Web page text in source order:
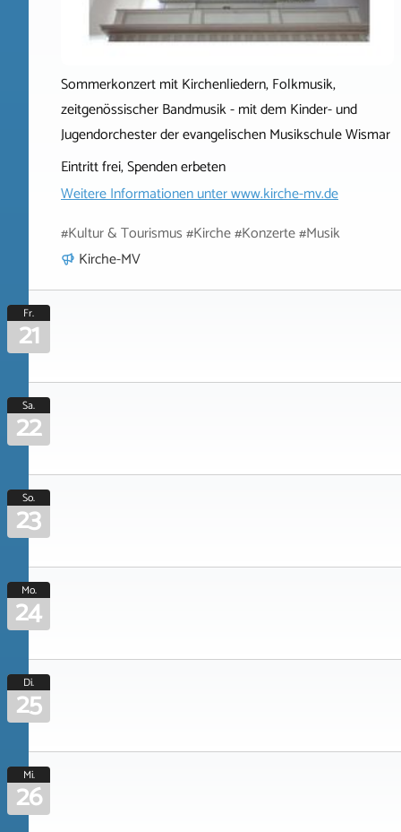
Sommerkonzert mit Kirchenliedern, Folkmusik,
zeitgenössischer Bandmusik - mit dem Kinder- und
Jugendorchester der evangelischen Musikschule Wismar
Eintritt frei, Spenden erbeten
Weitere Informationen unterwww.kirche-mv.de
#Kultur & Tourismus #Kirche #Konzerte #Musik
Kirche-MV
Fr.
21
Sa.
22
So.
23
Mo.
24
Di.
25
Mi.
26